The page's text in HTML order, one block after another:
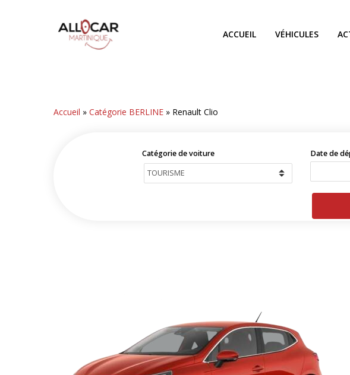
ACCUEIL VÉHICULES
Accueil »Catégorie BERLINE » Renault Clio
Catégorie de voiture Date de